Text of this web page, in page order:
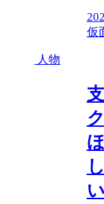
仮
人物